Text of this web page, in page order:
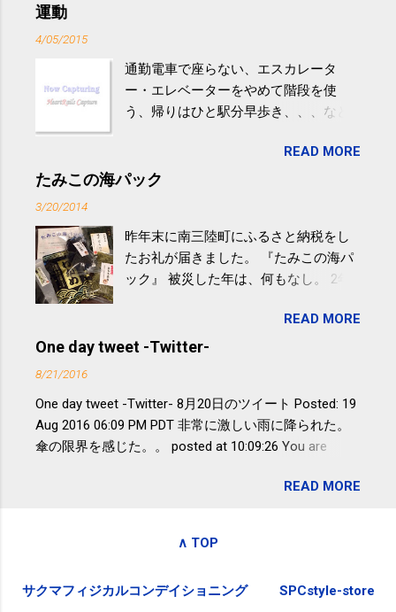
運動
4/05/2015
通勤電車で座らない、エスカレータ
ー・エレベーターをやめて階段を使
う、帰りはひと駅分早歩き、、、など
やすい。 スポーツウェア・シューズで
するものだけが運動ではない。 食べ
けると改善する、との結果を筑波大の
研究チームが発表した。改善が期待で
きるのは、過度の飲酒が原因ではない
減らなくても効果があるという。 正田
教授は「汗ばむ程度の運動を毎日３０
波大「減量しなくても効果」 - ニュー
ス - アピタル（医療・健康）
READ MORE
たみこの海パック
3/20/2014
昨年末に南三陸町にふるさと納税をし
たお礼が届きました。 『たみこの海パ
ック』 被災した年は、何もなし。 2年
が『たみこの海パック』。 ボランティ
アや募金が苦手で、、、被災地の少し
全く考えていなかったので、貰えると
少しづつ復興してる感が伝わってきて
嬉しいです。 あと、ふるさと納税が節
ですが、節税になるほど稼げていない
税務局｜ふるさと納税など個人住民税
READ MORE
One day tweet -Twitter-
8/21/2016
One day tweet -Twitter- 8月20日のツイート Posted: 19
Aug 2016 06:09 PM PDT 非常に激しい雨に降られた。
傘の限界を感じた。。 posted at 10:09:26 You are
SAKUMA(@SPC_Sakuma) - Twilog . To stop receiving
Parkway, Mountain View, CA 94043, United States
READ MORE
∧ TOP
サクマフィジカルコンデイショニング SPCstyle-store